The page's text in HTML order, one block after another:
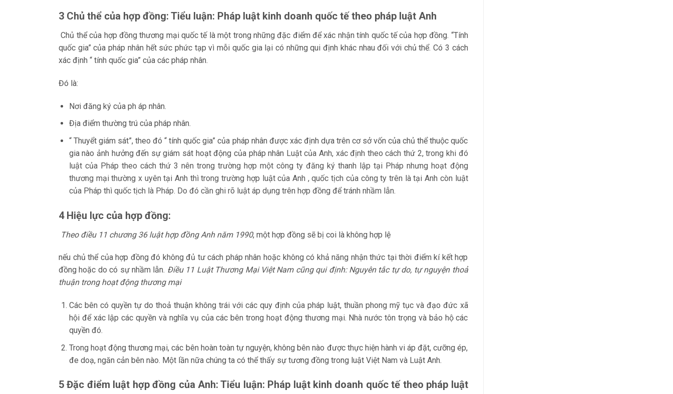
3 Chủ thể của hợp đồng: Tiểu luận: Pháp luật kinh doanh quốc tế theo pháp luật Anh
Chủ thể của hợp đồng thương mại quốc tế là một trong những đặc điểm để xác nhận tính quốc tế của hợp đồng. “Tính
quốc gia” của pháp nhân hết sức phức tạp vì mỗi quốc gia lại có những qui định khác nhau đối với chủ thể. Có 3 cách
xác định “ tính quốc gia” của các pháp nhân.
Đó là:
Nơi đăng ký của ph áp nhân.
Địa điểm thường trú của pháp nhân.
“ Thuyểt giám sát”, theo đó “ tính quốc gia” của pháp nhân được xác định dựa trên cơ sở vốn của chủ thể thuộc quốc
gia nào ảnh hưởng đến sự giám sát hoạt động của pháp nhân Luật của Anh, xác định theo cách thứ 2, trong khi đó
luật của Pháp theo cách thứ 3 nên trong trường hợp một công ty đăng ký thanh lập tại Pháp nhưng hoạt động
thương mại thường x uyên tại Anh thì trong trường hợp luật của Anh , quốc tịch của công ty trên là tại Anh còn luật
của Pháp thì quốc tịch là Pháp. Do đó cần ghi rõ luật áp dụng trên hợp đồng để tránh nhầm lẫn.
4 Hiệu lực của hợp đồng:
Theo điều 11 chương 36 luật hợp đồng Anh năm 1990, một hợp đồng sẽ bị coi là không hợp lệ
nếu chủ thể của hợp đồng đó không đủ tư cách pháp nhân hoặc không có khả năng nhận thức tại thời điểm kí kết hợp
đồng hoặc do có sự nhầm lẫn. Điều 11 Luật Thương Mại Việt Nam cũng qui định: Nguyên tắc tự do, tự nguyện thoả
thuận trong hoạt động thương mại
Các bên có quyền tự do thoả thuận không trái với các quy định của pháp luật, thuần phong mỹ tục và đạo đức xã
hội để xác lập các quyền và nghĩa vụ của các bên trong hoạt động thương mại. Nhà nước tôn trọng và bảo hộ các
quyền đó.
Trong hoạt động thương mại, các bên hoàn toàn tự nguyện, không bên nào được thực hiện hành vi áp đặt, cưỡng ép,
đe doạ, ngăn cản bên nào. Một lần nữa chúng ta có thể thấy sự tương đồng trong luật Việt Nam và Luật Anh.
5 Đặc điểm luật hợp đồng của Anh: Tiểu luận: Pháp luật kinh doanh quốc tế theo pháp luật